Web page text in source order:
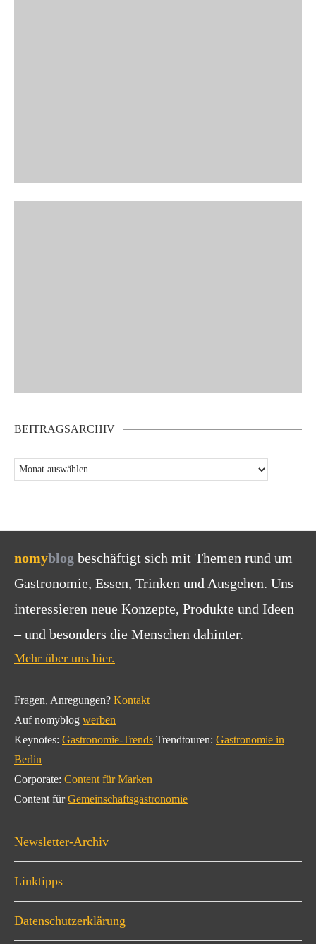
BEITRAGSARCHIV
nomyblog beschäftigt sich mit Themen rund um
Gastronomie, Essen, Trinken und Ausgehen. Uns
interessieren neue Konzepte, Produkte und Ideen
– und besonders die Menschen dahinter.
Mehr über uns hier.
Fragen, Anregungen? Kontakt
Auf nomyblog werben
Keynotes: Gastronomie-Trends Trendtouren: Gastronomie in
Berlin
Corporate: Content für Marken
Content fürGemeinschaftsgastronomie
Newsletter-Archiv
Linktipps
Datenschutzerklärung